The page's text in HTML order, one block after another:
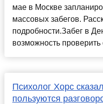
мае в Москве
массовых забегов.
подробности.Забег в
возможность проверить
Психолог Хорс
пользуются